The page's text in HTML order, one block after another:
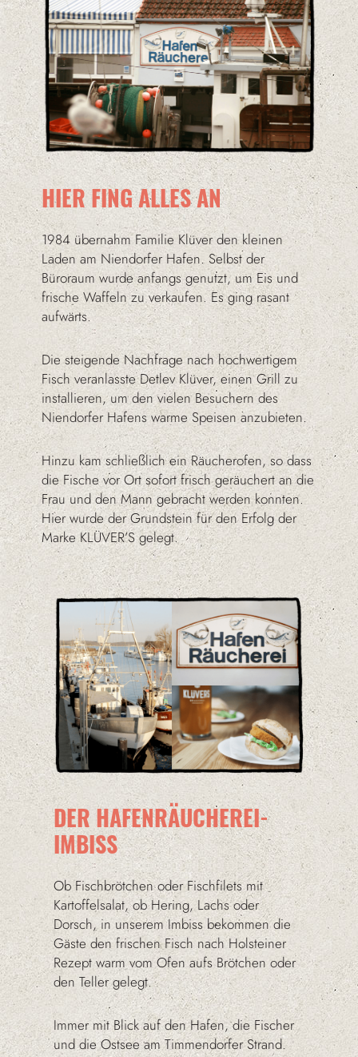
HIER FING ALLES AN
1984 übernahm Familie Klüver den kleinen
Laden am Niendorfer Hafen. Selbst der
Büroraum wurde anfangs genutzt, um Eis und
frische Waffeln zu verkaufen. Es ging rasant
aufwärts.
Die steigende Nachfrage nach hochwertigem
Fisch veranlasste Detlev Klüver, einen Grill zu
installieren, um den vielen Besuchern des
Niendorfer Hafens warme Speisen anzubieten.
Hinzu kam schließlich ein Räucherofen, so dass
die Fische vor Ort sofort frisch geräuchert an die
Frau und den Mann gebracht werden konnten.
Hier wurde der Grundstein für den Erfolg der
Marke KLÜVER’S gelegt.
DER HAFENRÄUCHEREI-
IMBISS
Ob Fischbrötchen oder Fischfilets mit
Kartoffelsalat, ob Hering, Lachs oder
Dorsch, in unserem Imbiss bekommen die
Gäste den frischen Fisch nach Holsteiner
Rezept warm vom Ofen aufs Brötchen oder
den Teller gelegt.
Immer mit Blick auf den Hafen, die Fischer
und die Ostsee am Timmendorfer Strand.